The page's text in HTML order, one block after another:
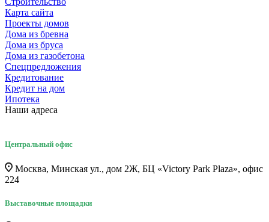
Карта сайта
Проекты домов
Дома из бревна
Дома из бруса
Дома из газобетона
Спецпредложения
Кредитование
Кредит на дом
Ипотека
Наши адреса
Центральный офис
Москва, Минская ул., дом 2Ж, БЦ «Victory Park Plaza», офис
224
Выставочные площадки